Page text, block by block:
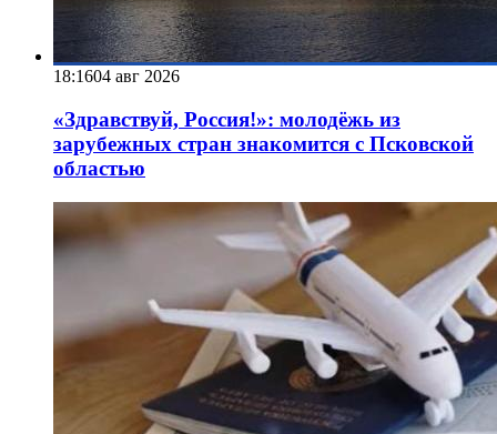
18:1604 авг 2026
«Здравствуй, Россия!»: молодёжь из
зарубежных стран знакомится с Псковской
областью